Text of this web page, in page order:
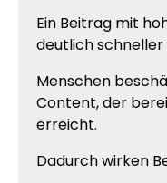
Ein Beitrag mit
deutlich schneller
Menschen
Content, der
erreicht.
Dadurch wirken